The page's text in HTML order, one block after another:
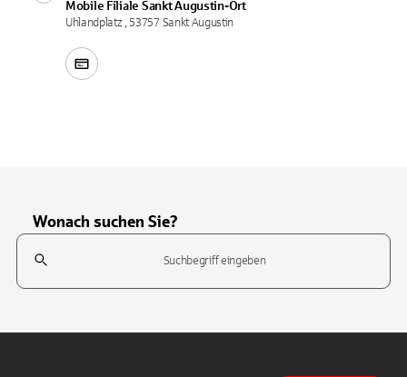
Mobile Filiale Sankt Augustin-Ort
Uhlandplatz , 53757 Sankt Augustin
Wonach suchen Sie?
Suchfeld